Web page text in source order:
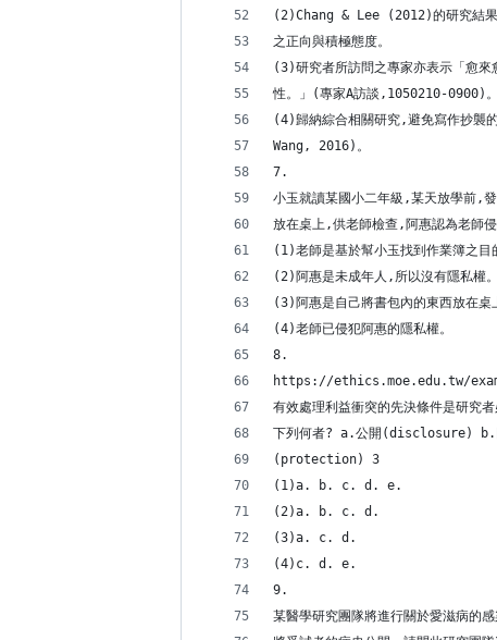
(2)Chang & Lee (2012)的研究結果
之正向與積極態度。
(3)研究者所訪問之專家亦表示「愈
性。」(專家A訪談,1050210-0900)。
(4)歸納綜合相關研究,避免寫作抄襲
Wang, 2016)。
7.
小玉就讀某國小二年級,某天放學前,
放在桌上,供老師檢查,阿惠認為老師
(1)老師是基於幫小玉找到作業簿之目
(2)阿惠是未成年人,所以沒有隱私權。
(3)阿惠是自己將書包內的東西放在桌
(4)老師已侵犯阿惠的隱私權。
8.
https://ethics.moe.edu.tw/
有效處理利益衝突的先決條件是研究
下列何者? a.公開(disclosure)
(protection) 3
(1)a. b. c. d. e.
(2)a. b. c. d.
(3)a. c. d.
(4)c. d. e.
9.
某醫學研究團隊將進行關於愛滋病的